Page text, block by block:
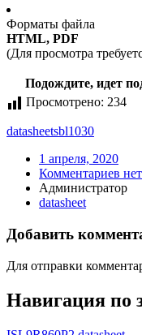
Форматы файла
HTML, PDF
(Для просмотра
Подождите, идет
Просмотрено: 234
datasheetsbl1030
1 апреля, 2020
Комментариев нет
Администратор
datasheet
Добавить
Для отправки
Навигация по